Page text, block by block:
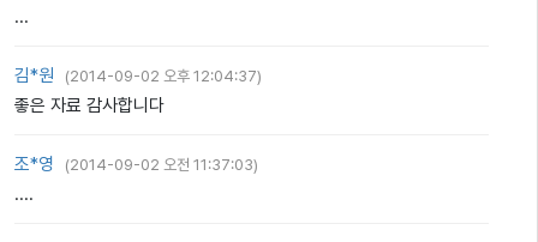
...
김*원 (2014-09-02 오후 12:04:37)
좋은 자료 감사합니다
조*영 (2014-09-02 오전 11:37:03)
....